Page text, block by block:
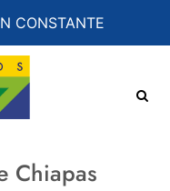
CONSTANTE
Chiapas